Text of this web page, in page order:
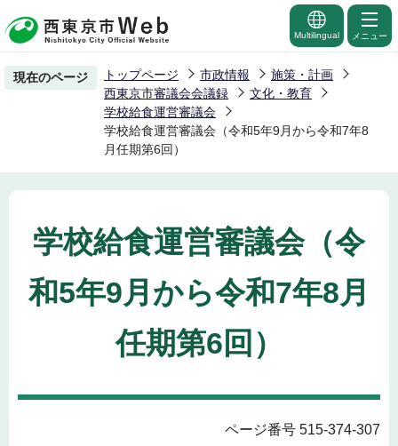
の
ー
Multilingual メニュー
現在のページ トップページ 市政情報
施策・計画
西東京市審議会会議録
文化・教育
学校給食運営審議会
学校給食運営審議会（令和5年9月から令和7年8
月任期第6回）
学校給食運営審議会（令
和5年9月から令和7年8月
任期第6回）
ページ番号 515-374-307